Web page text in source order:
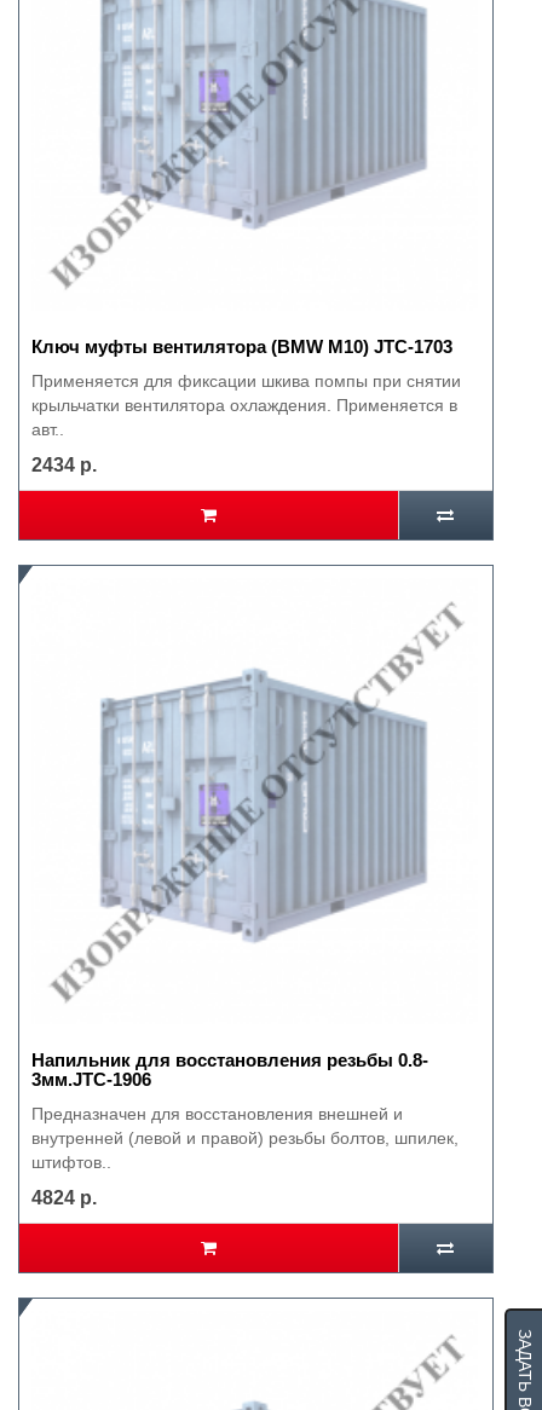
Ключ муфты вентилятора (BMW M10) JTC-1703
Применяется для фиксации шкива помпы при снятии
крыльчатки вентилятора охлаждения. Применяется в
авт..
2434 р.
Напильник для восстановления резьбы 0.8-
3мм.JTC-1906
Предназначен для восстановления внешней и
внутренней (левой и правой) резьбы болтов, шпилек,
штифтов..
4824 р.